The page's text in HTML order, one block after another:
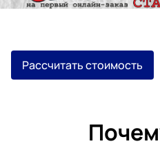
Рассчитать стоимость